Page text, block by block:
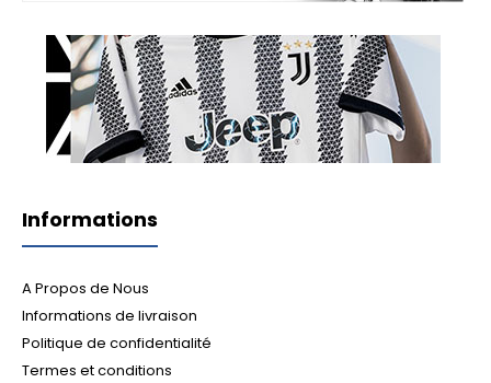
Informations
A Propos de Nous
Informations de livraison
Politique de confidentialité
Termes et conditions